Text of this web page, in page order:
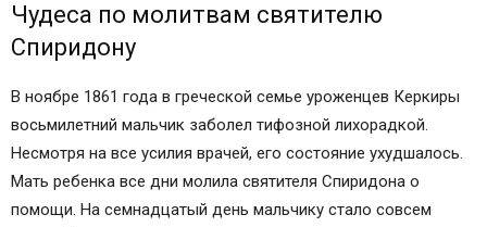
Чудеса по молитвам святителю
Спиридону
В ноябре 1861 года в греческой семье уроженцев Керкиры
восьмилетний мальчик заболел тифозной лихорадкой.
Несмотря на все усилия врачей, его состояние ухудшалось.
Мать ребенка все дни молила святителя Спиридона о
помощи. На семнадцатый день мальчику стало совсем